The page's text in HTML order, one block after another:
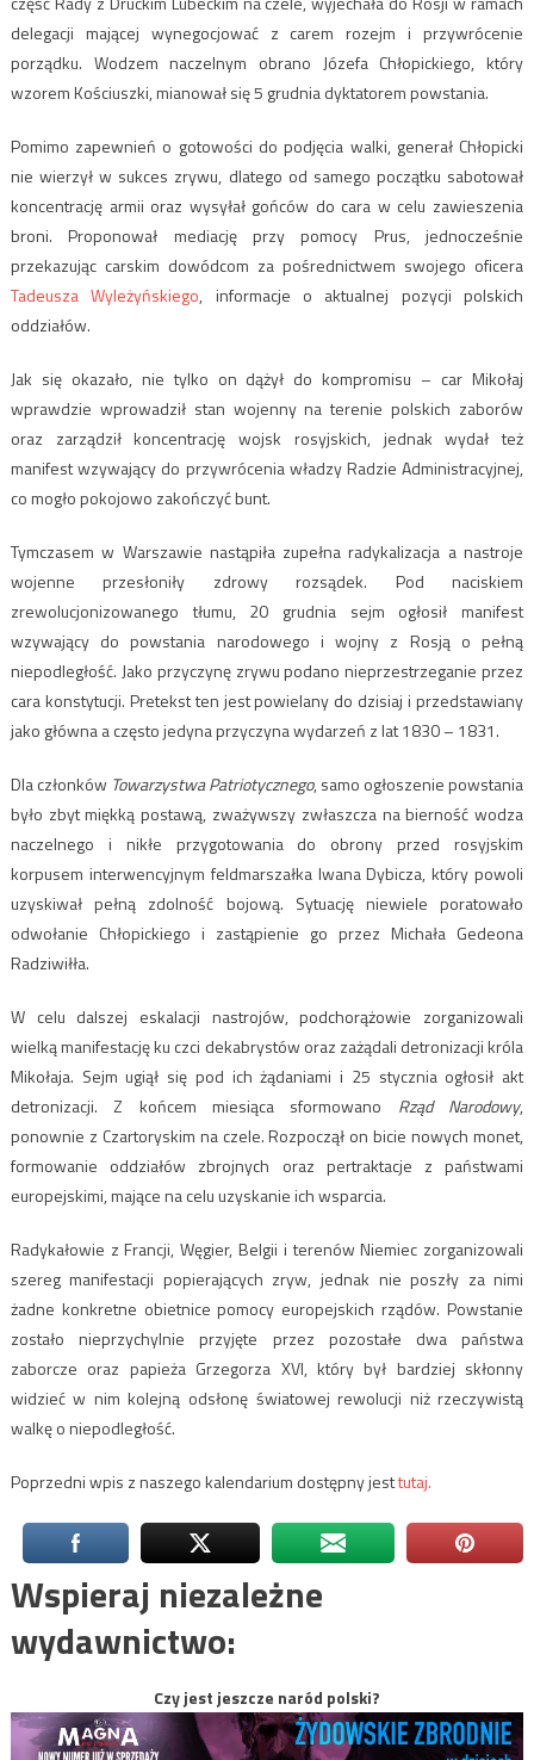
delegacji mającej wynegocjować z carem rozejm i przywrócenie
porządku. Wodzem naczelnym obrano Józefa Chłopickiego, który
wzorem Kościuszki, mianował się 5 grudnia dyktatorem powstania.
Pomimo zapewnień o gotowości do podjęcia walki, generał Chłopicki
nie wierzył w sukces zrywu, dlatego od samego początku sabotował
koncentrację armii oraz wysyłał gońców do cara w celu zawieszenia
broni. Proponował mediację przy pomocy Prus, jednocześnie
przekazując carskim dowódcom za pośrednictwem swojego oficera
Tadeusza Wyleżyńskiego, informacje o aktualnej pozycji polskich
oddziałów.
Jak się okazało, nie tylko on dążył do kompromisu – car Mikołaj
wprawdzie wprowadził stan wojenny na terenie polskich zaborów
oraz zarządził koncentrację wojsk rosyjskich, jednak wydał też
manifest wzywający do przywrócenia władzy Radzie Administracyjnej,
co mogło pokojowo zakończyć bunt.
Tymczasem w Warszawie nastąpiła zupełna radykalizacja a nastroje
wojenne przesłoniły zdrowy rozsądek. Pod naciskiem
zrewolucjonizowanego tłumu, 20 grudnia sejm ogłosił manifest
wzywający do powstania narodowego i wojny z Rosją o pełną
niepodległość. Jako przyczynę zrywu podano nieprzestrzeganie przez
cara konstytucji. Pretekst ten jest powielany do dzisiaj i przedstawiany
jako główna a często jedyna przyczyna wydarzeń z lat 1830 – 1831.
Dla członków Towarzystwa Patriotycznego, samo ogłoszenie powstania
było zbyt miękką postawą, zważywszy zwłaszcza na bierność wodza
naczelnego i nikłe przygotowania do obrony przed rosyjskim
korpusem interwencyjnym feldmarszałka Iwana Dybicza, który powoli
uzyskiwał pełną zdolność bojową. Sytuację niewiele poratowało
odwołanie Chłopickiego i zastąpienie go przez Michała Gedeona
Radziwiłła.
W celu dalszej eskalacji nastrojów, podchorążowie zorganizowali
wielką manifestację ku czci dekabrystów oraz zażądali detronizacji króla
Mikołaja. Sejm ugiął się pod ich żądaniami i 25 stycznia ogłosił akt
detronizacji. Z końcem miesiąca sformowano Rząd Narodowy,
ponownie z Czartoryskim na czele. Rozpoczął on bicie nowych monet,
formowanie oddziałów zbrojnych oraz pertraktacje z państwami
europejskimi, mające na celu uzyskanie ich wsparcia.
Radykałowie z Francji, Węgier, Belgii i terenów Niemiec zorganizowali
szereg manifestacji popierających zryw, jednak nie poszły za nimi
żadne konkretne obietnice pomocy europejskich rządów. Powstanie
zostało nieprzychylnie przyjęte przez pozostałe dwa państwa
zaborcze oraz papieża Grzegorza XVI, który był bardziej skłonny
widzieć w nim kolejną odsłonę światowej rewolucji niż rzeczywistą
walkę o niepodległość.
Poprzedni wpis z naszego kalendarium dostępny jesttutaj.
Wspieraj niezależne
wydawnictwo:
Czy jest jeszcze naród polski?